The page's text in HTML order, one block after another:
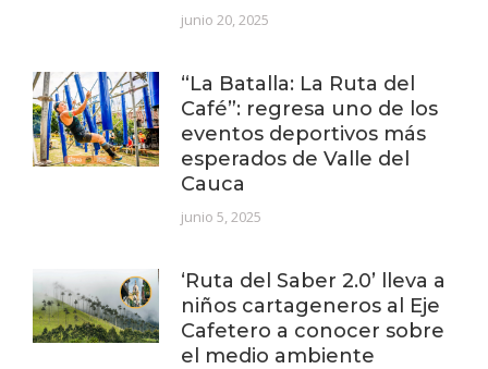
junio 20, 2025
“La Batalla: La Ruta del
Café”: regresa uno de los
eventos deportivos más
esperados de Valle del
Cauca
junio 5, 2025
‘Ruta del Saber 2.0’ lleva a
niños cartageneros al Eje
Cafetero a conocer sobre
el medio ambiente